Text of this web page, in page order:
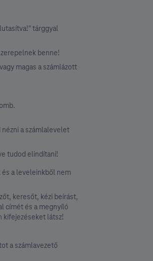
tárggyal
benne!
magas a számlázott
a számlalevelet
tudod elindítani!
a leveleinkből nem
keresőt, kézi beírást,
címét és a megnyíló
kifejezéseket látsz!
a számlavezető